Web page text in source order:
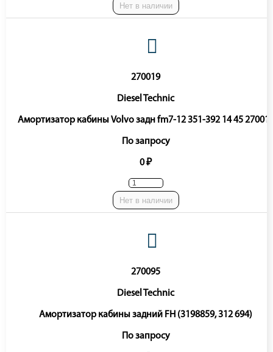
Нет в наличии
270019
Diesel Technic
Амортизатор кабины Volvo задн fm7-12 351-392 14 45
По запросу
0 ₽
Нет в наличии
270095
Diesel Technic
Амортизатор кабины задний FH (3198859, 312 694)
По запросу